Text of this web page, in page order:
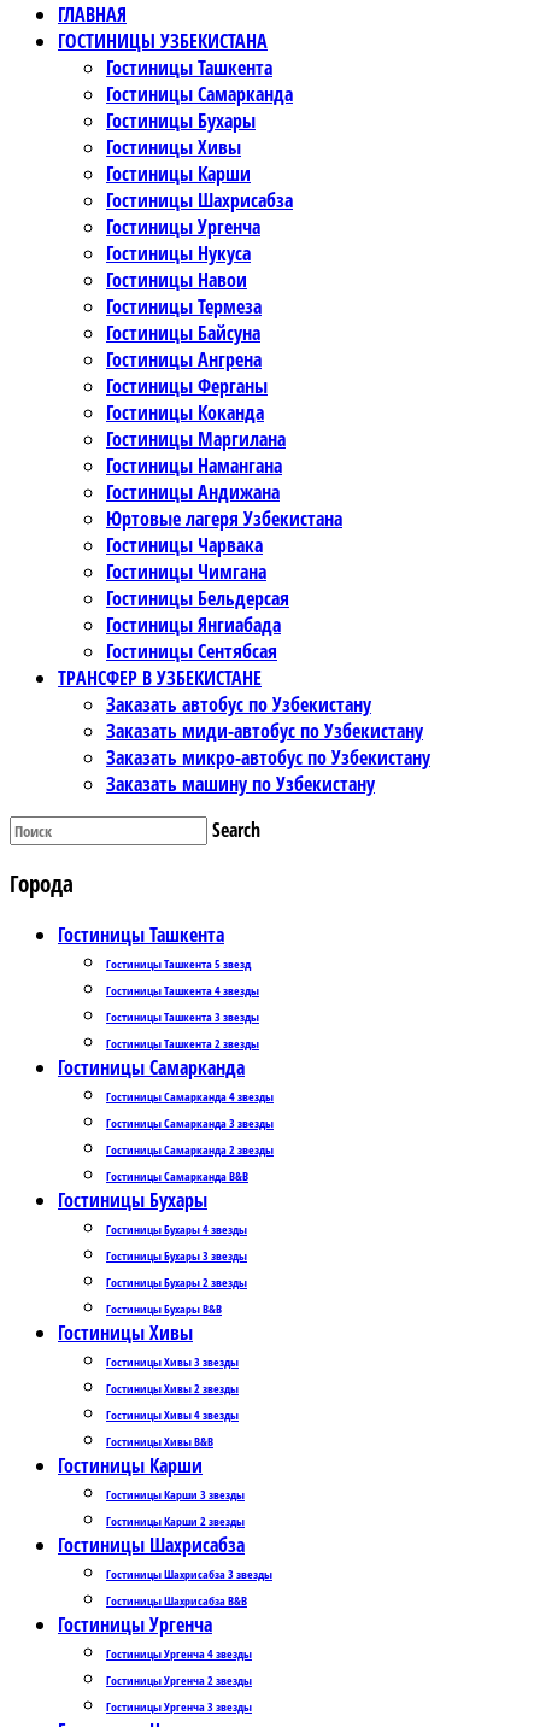
ГЛАВНАЯ
ГОСТИНИЦЫ УЗБЕКИСТАНА
Гостиницы Ташкента
Гостиницы Самарканда
Гостиницы Бухары
Гостиницы Хивы
Гостиницы Карши
Гостиницы Шахрисабза
Гостиницы Ургенча
Гостиницы Нукуса
Гостиницы Навои
Гостиницы Термеза
Гостиницы Байсуна
Гостиницы Ангрена
Гостиницы Ферганы
Гостиницы Коканда
Гостиницы Маргилана
Гостиницы Намангана
Гостиницы Андижана
Юртовые лагеря Узбекистана
Гостиницы Чарвака
Гостиницы Чимгана
Гостиницы Бельдерсая
Гостиницы Янгиабада
Гостиницы Сентябсая
ТРАНСФЕР В УЗБЕКИСТАНЕ
Заказать автобус по Узбекистану
Заказать миди-автобус по Узбекистану
Заказать микро-автобус по Узбекистану
Заказать машину по Узбекистану
Search
Города
Гостиницы Ташкента
Гостиницы Ташкента 5 звезд
Гостиницы Ташкента 4 звезды
Гостиницы Ташкента 3 звезды
Гостиницы Ташкента 2 звезды
Гостиницы Самарканда
Гостиницы Самарканда 4 звезды
Гостиницы Самарканда 3 звезды
Гостиницы Самарканда 2 звезды
Гостиницы Самарканда B&B
Гостиницы Бухары
Гостиницы Бухары 4 звезды
Гостиницы Бухары 3 звезды
Гостиницы Бухары 2 звезды
Гостиницы Бухары B&B
Гостиницы Хивы
Гостиницы Хивы 3 звезды
Гостиницы Хивы 2 звезды
Гостиницы Хивы 4 звезды
Гостиницы Хивы B&B
Гостиницы Карши
Гостиницы Карши 3 звезды
Гостиницы Карши 2 звезды
Гостиницы Шахрисабза
Гостиницы Шахрисабза 3 звезды
Гостиницы Шахрисабза B&B
Гостиницы Ургенча
Гостиницы Ургенча 4 звезды
Гостиницы Ургенча 2 звезды
Гостиницы Ургенча 3 звезды